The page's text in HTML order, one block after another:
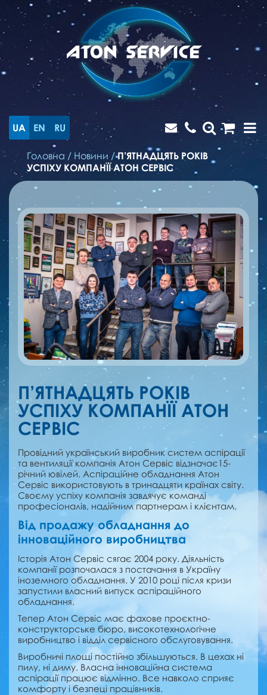
UA EN RU
Головна / Новини /П’ЯТНАДЦЯТЬ РОКІВ
УСПІХУ КОМПАНЇЇ АТОН СЕРВІС
П’ЯТНАДЦЯТЬ РОКІВ
УСПІХУ КОМПАНЇЇ АТОН
СЕРВІС
Провідний український виробник систем аспірації
та вентиляції компанія Атон Сервіс відзначає15-
річний ювілей. Аспіраційне обладнання Атон
Сервіс використовують в тринадцяти країнах світу.
Своєму успіху компанія завдячує команді
професіоналів, надійним партнерам і клієнтам.
Від продажу обладнання до
інноваційного виробництва
Історія Атон Сервіс сягає 2004 року. Діяльність
компанії розпочалася з постачання в Україну
іноземного обладнання. У 2010 році після кризи
запустили власний випуск аспіраційного
обладнання.
Тепер Атон Сервіс має фахове проєктно-
конструкторське бюро, високотехнологічне
виробництво і відділ сервісного обслуговування.
Виробничі площі постійно збільшуються. В цехах ні
пилу, ні диму. Власна інноваційна система
аспірації працює відмінно. Все навколо сприяє
комфорту і безпеці працівників.